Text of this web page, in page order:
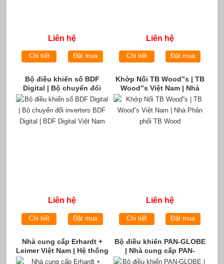
Liên hệ
Chi tiết Đặt mua
Liên hệ
Chi tiết Đặt mua
Bộ điều khiển số BDF
Digital | Bộ chuyển đổi
inverters BDF Digital | BDF
Digital Việt Nam
Liên hệ
Chi tiết Đặt mua
Khớp Nối TB Wood”s | TB
Wood”s Việt Nam | Nhà
Phân phối TB Wood
Liên hệ
Chi tiết Đặt mua
Nhà cung cấp Erhardt +
Leimer Việt Nam | Hệ thống
giám sát Erhardt + Leimer
Bộ điều khiển PAN-GLOBE
| Nhà cung cấp PAN-
GLOBE Việt Nam